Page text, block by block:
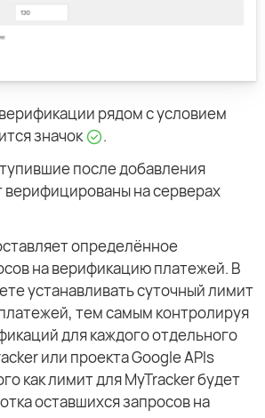
рядом с условием
значок
.
после добавления
на серверах
определённое
на верификацию платежей. В
устанавливать суточный лимит
тем самым контролируя
для каждого отдельного
или проекта Google APIs
как лимит для MyTracker будет
оставшихся запросов на